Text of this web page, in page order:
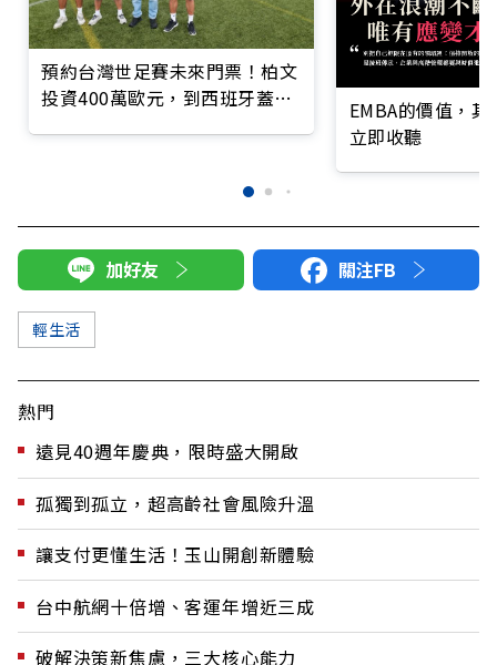
預約台灣世足賽未來門票！柏文
投資400萬歐元，到西班牙蓋足
EMBA的價值，
立即收聽
加好友 關注FB
輕生活
熱門
遠見40週年慶典，限時盛大開啟
孤獨到孤立，超高齡社會風險升溫
讓支付更懂生活！玉山開創新體驗
台中航網十倍增、客運年增近三成
破解決策新焦慮，三大核心能力